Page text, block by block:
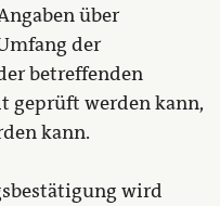
über
der
betreffenden
geprüft werden kann,
kann.
wird